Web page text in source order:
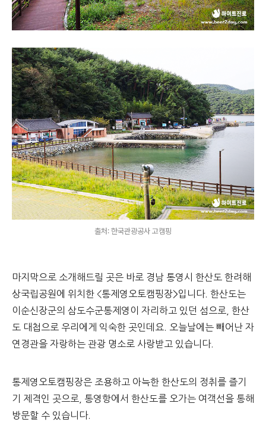
출처: 한국관광공사 고캠핑
마지막으로 소개해드릴 곳은 바로 경남 통영시 한산도 한려해
상국립공원에 위치한 <통제영오토캠핑장>입니다. 한산도는
이순신장군의 삼도수군통제영이 자리하고 있던 섬으로, 한산
도 대첩으로 우리에게 익숙한 곳인데요. 오늘날에는 빼어난 자
연경관을 자랑하는 관광 명소로 사랑받고 있습니다.
통제영오토캠핑장은 조용하고 아늑한 한산도의 정취를 즐기
기 제격인 곳으로, 통영항에서 한산도를 오가는 여객선을 통해
방문할 수 있습니다.